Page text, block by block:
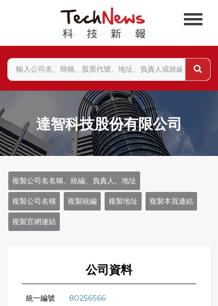
達智科技股份有限公司
複製公司名名稱、統編、負責人、地址
複製公司名稱 複製統編 複製地址 複製本頁連結
複製官網連結
公司資料
統一編號 80256566